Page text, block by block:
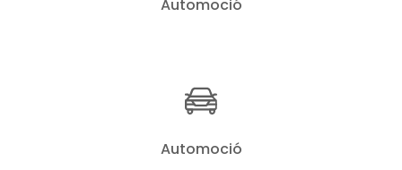
Automoció
Automoció